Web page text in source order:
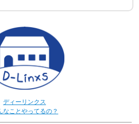
ディーリンクス
なことやってるの？